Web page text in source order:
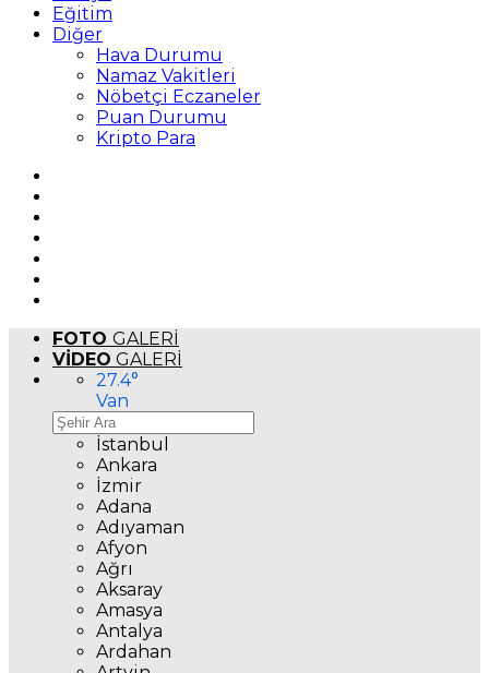
Eğitim
Diğer
Hava Durumu
Namaz Vakitleri
Nöbetçi Eczaneler
Puan Durumu
Kripto Para
FOTO GALERİ
VİDEO GALERİ
27.4°
Van
İstanbul
Ankara
İzmir
Adana
Adıyaman
Afyon
Ağrı
Aksaray
Amasya
Antalya
Ardahan